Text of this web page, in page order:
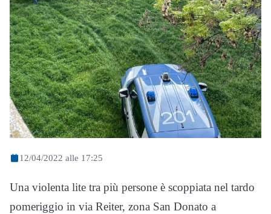
12/04/2022 alle 17:25
Una violenta lite tra più persone è scoppiata nel tardo
pomeriggio in via Reiter, zona San Donato a